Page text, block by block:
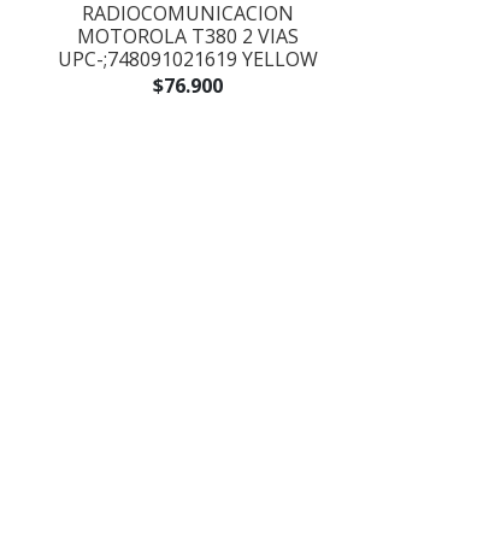
RADIOCOMUNICACION
MOTOROLA T380 2 VIAS
UPC-;748091021619 YELLOW
$76.900